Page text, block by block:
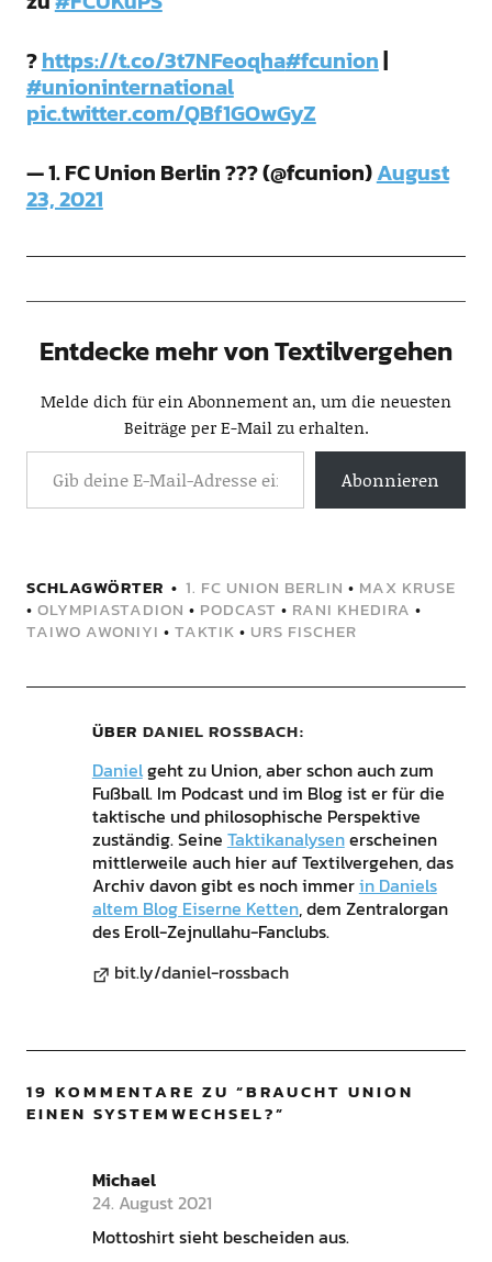
?https://t.co/3t7NFeoqha#fcunion|
#unioninternational
pic.twitter.com/QBf1GOwGyZ
— 1. FC Union Berlin ??? (@fcunion)August
23, 2021
Entdecke mehr von Textilvergehen
Melde dich für ein Abonnement an, um die neuesten
Beiträge per E-Mail zu erhalten.
Abonnieren
SCHLAGWÖRTER 1. FC UNION BERLIN • MAX KRUSE
• OLYMPIASTADION • PODCAST • RANI KHEDIRA •
TAIWO AWONIYI • TAKTIK • URS FISCHER
ÜBER DANIEL ROSSBACH
Danielgeht zu Union, aber schon auch zum
Fußball. Im Podcast und im Blog ist er für die
taktische und philosophische Perspektive
zuständig. Seine Taktikanalysenerscheinen
mittlerweile auch hier auf Textilvergehen, das
Archiv davon gibt es noch immerin Daniels
altem Blog Eiserne Ketten, dem Zentralorgan
des Eroll-Zejnullahu-Fanclubs.
bit.ly/daniel-rossbach
19 KOMMENTARE ZU “BRAUCHT UNION
EINEN SYSTEMWECHSEL?”
Michael
24. August 2021
Mottoshirt sieht bescheiden aus.